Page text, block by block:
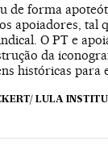
de forma
apoiadores, tal
O PT e
da
históricas para
LULA